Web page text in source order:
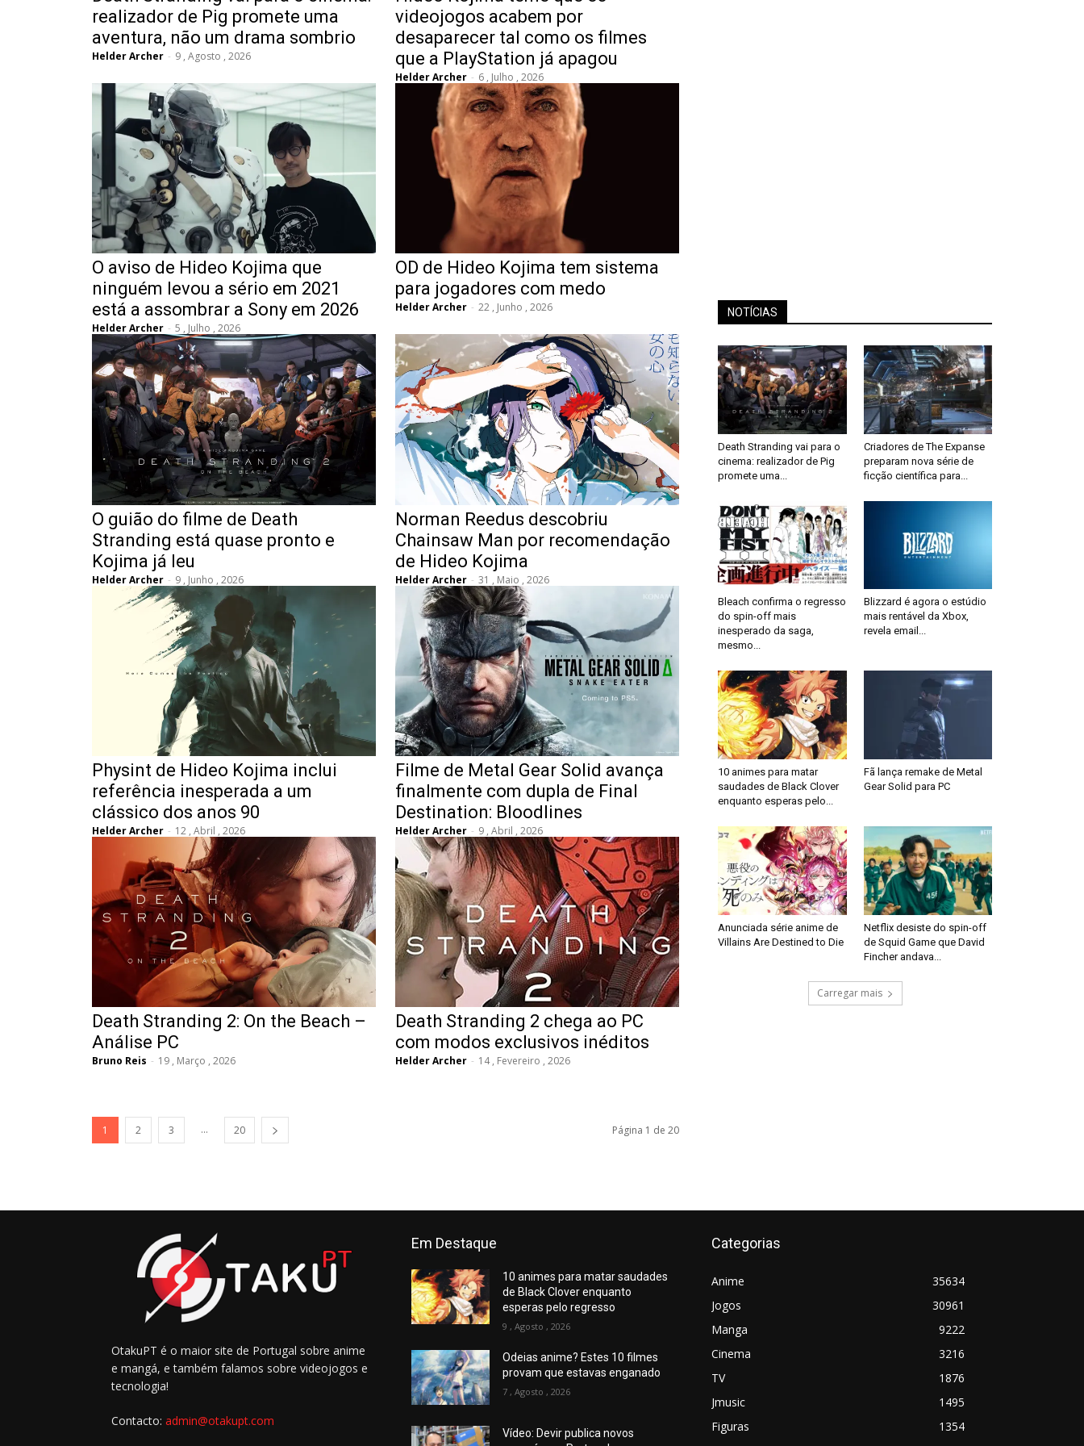
realizador de Pig promete uma
aventura, não um drama sombrio
Helder Archer - 9 , Agosto , 2026
videojogos acabem por
desaparecer tal como os filmes
que a PlayStation já apagou
Helder Archer - 6 , Julho , 2026
O aviso de Hideo Kojima que
ninguém levou a sério em 2021
está a assombrar a Sony em 2026
Helder Archer - 5 , Julho , 2026
OD de Hideo Kojima tem sistema
para jogadores com medo
Helder Archer - 22 , Junho , 2026
O guião do filme de Death
Stranding está quase pronto e
Kojima já leu
Helder Archer - 9 , Junho , 2026
Norman Reedus descobriu
Chainsaw Man por recomendação
de Hideo Kojima
Helder Archer - 31 , Maio , 2026
Physint de Hideo Kojima inclui
referência inesperada a um
clássico dos anos 90
Helder Archer - 12 , Abril , 2026
Filme de Metal Gear Solid avança
finalmente com dupla de Final
Destination: Bloodlines
Helder Archer - 9 , Abril , 2026
Death Stranding 2: On the Beach –
Análise PC
Bruno Reis - 19 , Março , 2026
Death Stranding 2 chega ao PC
com modos exclusivos inéditos
Helder Archer - 14 , Fevereiro , 2026
1 2 3 ... 20 Página 1 de 20
NOTÍCIAS
Death Stranding vai para o
cinema: realizador de Pig
promete uma...
Criadores de The Expanse
preparam nova série de
ficção científica para...
Bleach confirma o regresso
do spin-off mais
inesperado da saga,
mesmo...
Blizzard é agora o estúdio
mais rentável da Xbox,
revela email...
10 animes para matar
saudades de Black Clover
enquanto esperas pelo...
Fã lança remake de Metal
Gear Solid para PC
Anunciada série anime de
Villains Are Destined to Die
Netflix desiste do spin-off
de Squid Game que David
Fincher andava...
Carregar mais
OtakuPT é o maior site de Portugal sobre anime
e mangá, e também falamos sobre videojogos e
tecnologia!
Contacto: admin@otakupt.com
Em Destaque
10 animes para matar saudades
de Black Clover enquanto
esperas pelo regresso
9 , Agosto , 2026
Odeias anime? Estes 10 filmes
provam que estavas enganado
7 , Agosto , 2026
Vídeo: Devir publica novos
Categorias
Anime
35634
Jogos
30961
Manga
9222
Cinema
3216
TV
1876
Jmusic
1495
Figuras
1354